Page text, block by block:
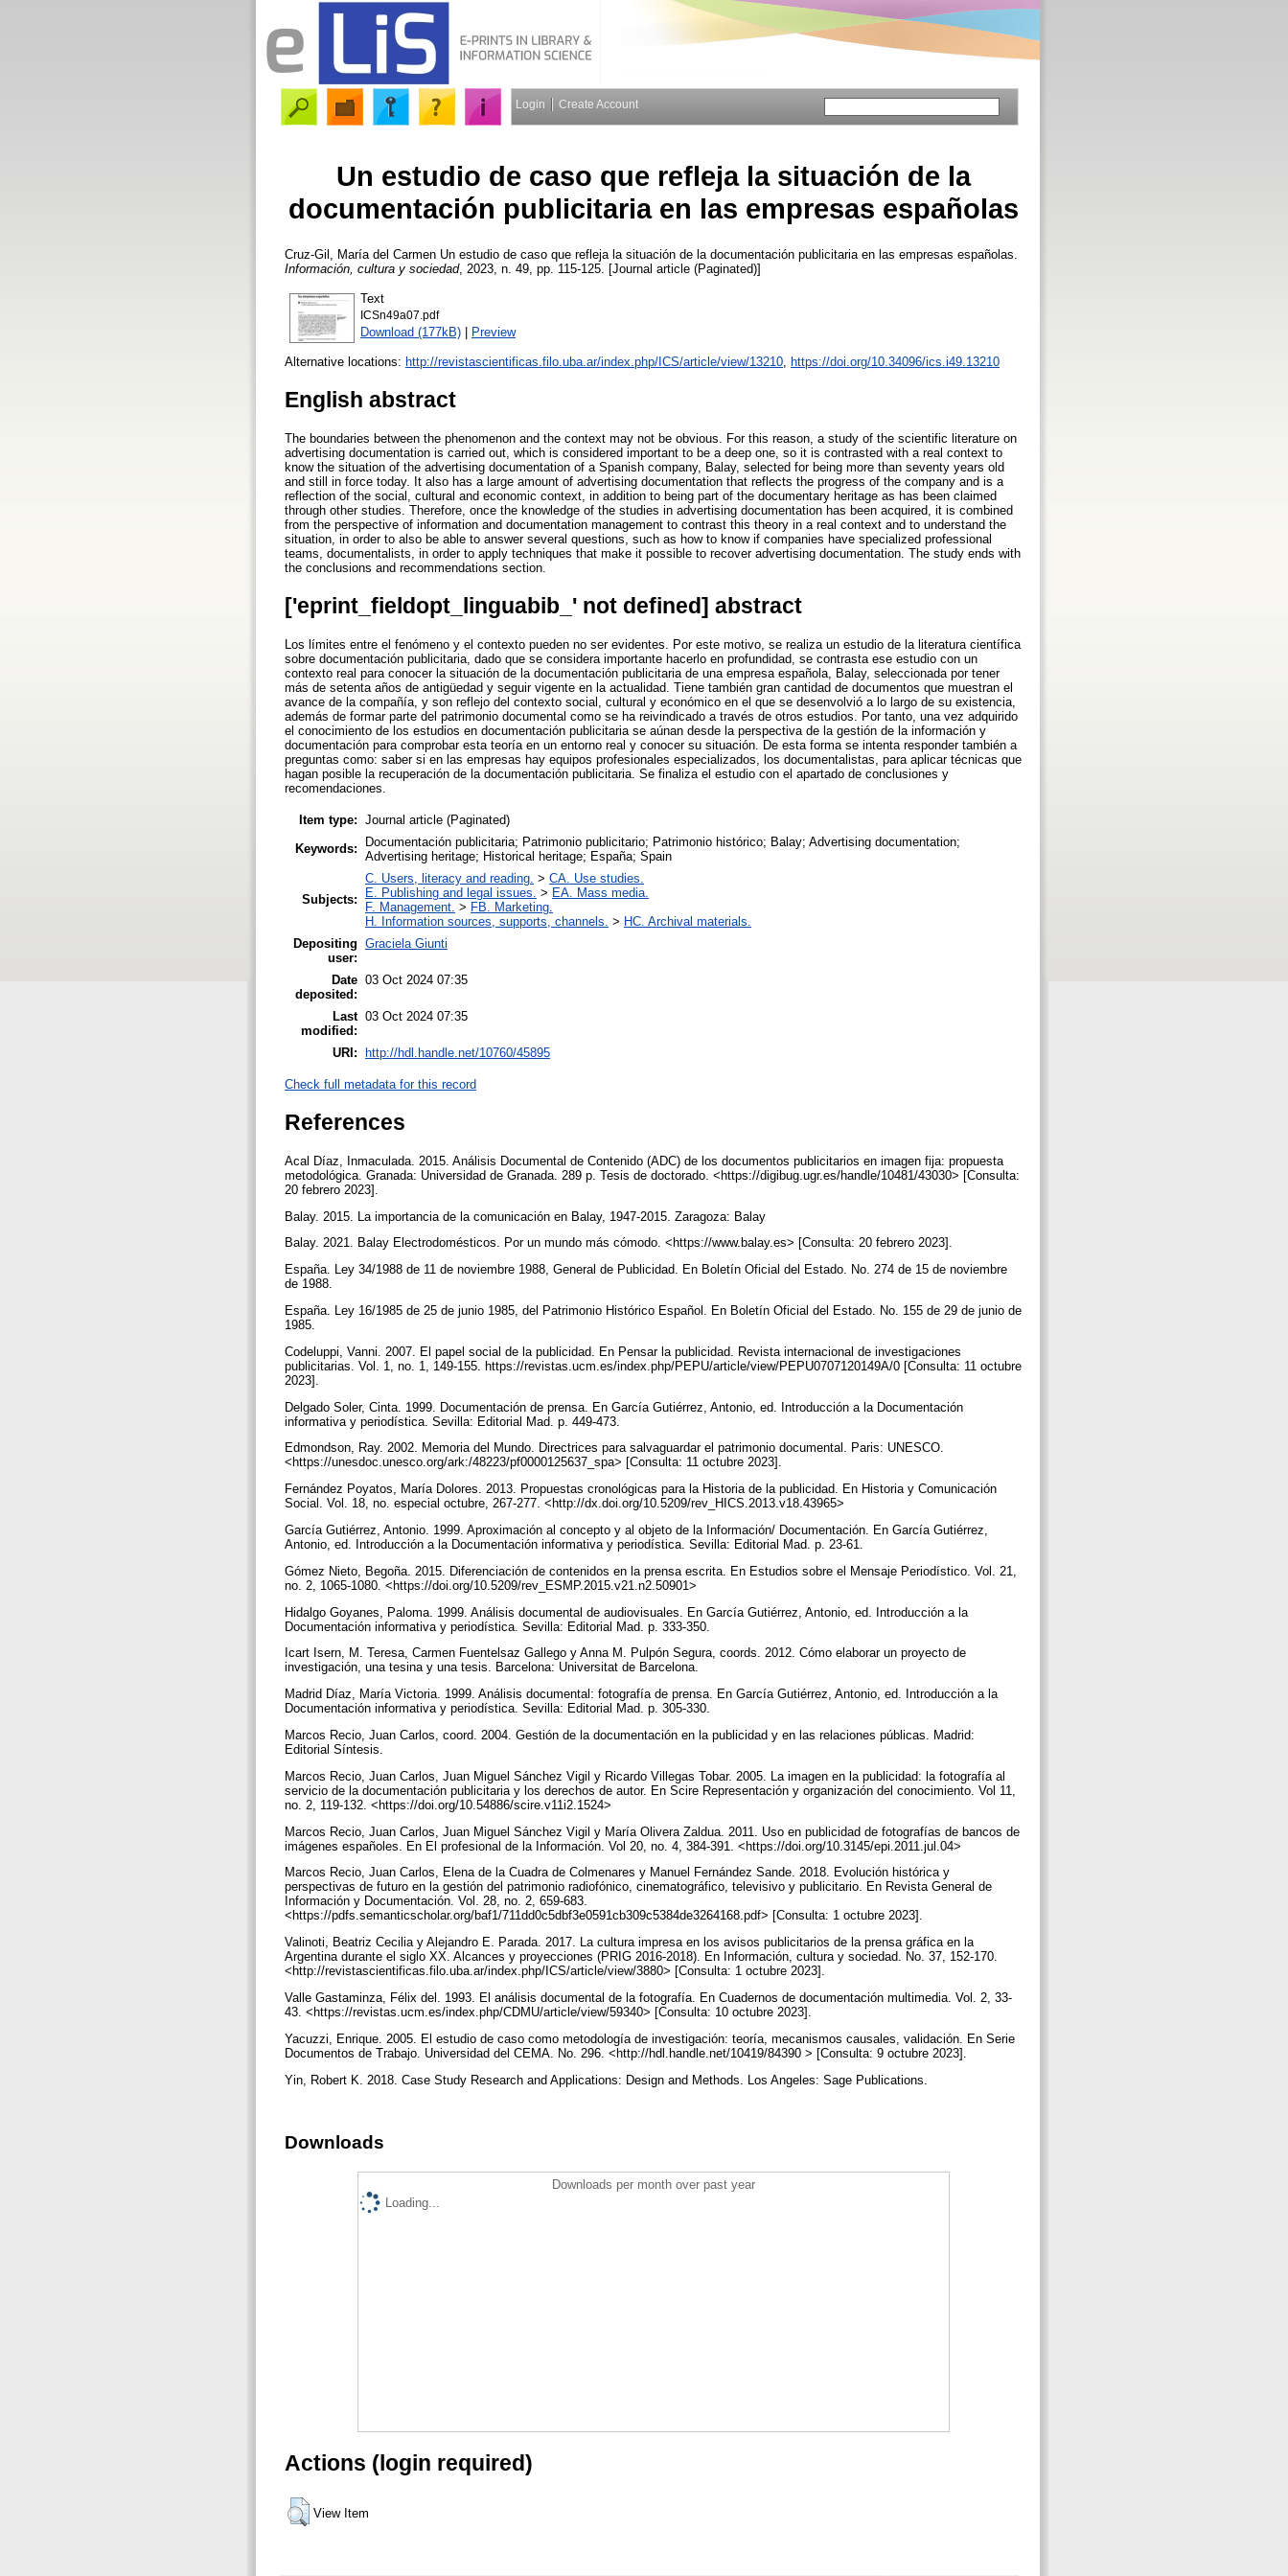
Login Create Account
Un estudio de caso que refleja la situación de la
documentación publicitaria en las empresas españolas
Cruz-Gil, María del Carmen Un estudio de caso que refleja la situación de la documentación publicitaria en las empresas españolas.
Información, cultura y sociedad, 2023, n. 49, pp. 115-125. [Journal article (Paginated)]
Text
ICSn49a07.pdf
Download (177kB) | Preview
Alternative locations: http://revistascientificas.filo.uba.ar/index.php/ICS/article/view/13210 https://doi.org/10.34096/ics.i49.13210
English abstract
The boundaries between the phenomenon and the context may not be obvious. For this reason, a study of the scientific literature on
advertising documentation is carried out, which is considered important to be a deep one, so it is contrasted with a real context to
know the situation of the advertising documentation of a Spanish company, Balay, selected for being more than seventy years old
and still in force today. It also has a large amount of advertising documentation that reflects the progress of the company and is a
reflection of the social, cultural and economic context, in addition to being part of the documentary heritage as has been claimed
through other studies. Therefore, once the knowledge of the studies in advertising documentation has been acquired, it is combined
from the perspective of information and documentation management to contrast this theory in a real context and to understand the
situation, in order to also be able to answer several questions, such as how to know if companies have specialized professional
teams, documentalists, in order to apply techniques that make it possible to recover advertising documentation. The study ends with
the conclusions and recommendations section.
['eprint_fieldopt_linguabib_' not defined] abstract
Los límites entre el fenómeno y el contexto pueden no ser evidentes. Por este motivo, se realiza un estudio de la literatura científica
sobre documentación publicitaria, dado que se considera importante hacerlo en profundidad, se contrasta ese estudio con un
contexto real para conocer la situación de la documentación publicitaria de una empresa española, Balay, seleccionada por tener
más de setenta años de antigüedad y seguir vigente en la actualidad. Tiene también gran cantidad de documentos que muestran el
avance de la compañía, y son reflejo del contexto social, cultural y económico en el que se desenvolvió a lo largo de su existencia,
además de formar parte del patrimonio documental como se ha reivindicado a través de otros estudios. Por tanto, una vez adquirido
el conocimiento de los estudios en documentación publicitaria se aúnan desde la perspectiva de la gestión de la información y
documentación para comprobar esta teoría en un entorno real y conocer su situación. De esta forma se intenta responder también a
preguntas como: saber si en las empresas hay equipos profesionales especializados, los documentalistas, para aplicar técnicas que
hagan posible la recuperación de la documentación publicitaria. Se finaliza el estudio con el apartado de conclusiones y
recomendaciones.
Item type: Journal article (Paginated)
Keywords:
Documentación publicitaria; Patrimonio publicitario; Patrimonio histórico; Balay; Advertising documentation;
Advertising heritage; Historical heritage; España; Spain
Subjects:
C. Users, literacy and reading. > CA. Use studies.
E. Publishing and legal issues. > EA. Mass media.
F. Management. > FB. Marketing.
H. Information sources, supports, channels. > HC. Archival materials.
Depositing
user:
Graciela Giunti
Date
deposited:
03 Oct 2024 07:35
Last
modified:
03 Oct 2024 07:35
URI: http://hdl.handle.net/10760/45895
Check full metadata for this record
References
Acal Díaz, Inmaculada. 2015. Análisis Documental de Contenido (ADC) de los documentos publicitarios en imagen fija: propuesta
metodológica. Granada: Universidad de Granada. 289 p. Tesis de doctorado. <https://digibug.ugr.es/handle/10481/43030> [Consulta:
20 febrero 2023].
Balay. 2015. La importancia de la comunicación en Balay, 1947-2015. Zaragoza: Balay
Balay. 2021. Balay Electrodomésticos. Por un mundo más cómodo. <https://www.balay.es> [Consulta: 20 febrero 2023].
España. Ley 34/1988 de 11 de noviembre 1988, General de Publicidad. En Boletín Oficial del Estado. No. 274 de 15 de noviembre
de 1988.
España. Ley 16/1985 de 25 de junio 1985, del Patrimonio Histórico Español. En Boletín Oficial del Estado. No. 155 de 29 de junio de
1985.
Codeluppi, Vanni. 2007. El papel social de la publicidad. En Pensar la publicidad. Revista internacional de investigaciones
publicitarias. Vol. 1, no. 1, 149-155. https://revistas.ucm.es/index.php/PEPU/article/view/PEPU0707120149A/0 [Consulta: 11 octubre
2023].
Delgado Soler, Cinta. 1999. Documentación de prensa. En García Gutiérrez, Antonio, ed. Introducción a la Documentación
informativa y periodística. Sevilla: Editorial Mad. p. 449-473.
Edmondson, Ray. 2002. Memoria del Mundo. Directrices para salvaguardar el patrimonio documental. Paris: UNESCO.
<https://unesdoc.unesco.org/ark:/48223/pf0000125637_spa> [Consulta: 11 octubre 2023].
Fernández Poyatos, María Dolores. 2013. Propuestas cronológicas para la Historia de la publicidad. En Historia y Comunicación
Social. Vol. 18, no. especial octubre, 267-277. <http://dx.doi.org/10.5209/rev_HICS.2013.v18.43965>
García Gutiérrez, Antonio. 1999. Aproximación al concepto y al objeto de la Información/ Documentación. En García Gutiérrez,
Antonio, ed. Introducción a la Documentación informativa y periodística. Sevilla: Editorial Mad. p. 23-61.
Gómez Nieto, Begoña. 2015. Diferenciación de contenidos en la prensa escrita. En Estudios sobre el Mensaje Periodístico. Vol. 21,
no. 2, 1065-1080. <https://doi.org/10.5209/rev_ESMP.2015.v21.n2.50901>
Hidalgo Goyanes, Paloma. 1999. Análisis documental de audiovisuales. En García Gutiérrez, Antonio, ed. Introducción a la
Documentación informativa y periodística. Sevilla: Editorial Mad. p. 333-350.
Icart Isern, M. Teresa, Carmen Fuentelsaz Gallego y Anna M. Pulpón Segura, coords. 2012. Cómo elaborar un proyecto de
investigación, una tesina y una tesis. Barcelona: Universitat de Barcelona.
Madrid Díaz, María Victoria. 1999. Análisis documental: fotografía de prensa. En García Gutiérrez, Antonio, ed. Introducción a la
Documentación informativa y periodística. Sevilla: Editorial Mad. p. 305-330.
Marcos Recio, Juan Carlos, coord. 2004. Gestión de la documentación en la publicidad y en las relaciones públicas. Madrid:
Editorial Síntesis.
Marcos Recio, Juan Carlos, Juan Miguel Sánchez Vigil y Ricardo Villegas Tobar. 2005. La imagen en la publicidad: la fotografía al
servicio de la documentación publicitaria y los derechos de autor. En Scire Representación y organización del conocimiento. Vol 11,
no. 2, 119-132. <https://doi.org/10.54886/scire.v11i2.1524>
Marcos Recio, Juan Carlos, Juan Miguel Sánchez Vigil y María Olivera Zaldua. 2011. Uso en publicidad de fotografías de bancos de
imágenes españoles. En El profesional de la Información. Vol 20, no. 4, 384-391. <https://doi.org/10.3145/epi.2011.jul.04>
Marcos Recio, Juan Carlos, Elena de la Cuadra de Colmenares y Manuel Fernández Sande. 2018. Evolución histórica y
perspectivas de futuro en la gestión del patrimonio radiofónico, cinematográfico, televisivo y publicitario. En Revista General de
Información y Documentación. Vol. 28, no. 2, 659-683.
<https://pdfs.semanticscholar.org/baf1/711dd0c5dbf3e0591cb309c5384de3264168.pdf> [Consulta: 1 octubre 2023].
Valinoti, Beatriz Cecilia y Alejandro E. Parada. 2017. La cultura impresa en los avisos publicitarios de la prensa gráfica en la
Argentina durante el siglo XX. Alcances y proyecciones (PRIG 2016-2018). En Información, cultura y sociedad. No. 37, 152-170.
<http://revistascientificas.filo.uba.ar/index.php/ICS/article/view/3880> [Consulta: 1 octubre 2023].
Valle Gastaminza, Félix del. 1993. El análisis documental de la fotografía. En Cuadernos de documentación multimedia. Vol. 2, 33-
43. <https://revistas.ucm.es/index.php/CDMU/article/view/59340> [Consulta: 10 octubre 2023].
Yacuzzi, Enrique. 2005. El estudio de caso como metodología de investigación: teoría, mecanismos causales, validación. En Serie
Documentos de Trabajo. Universidad del CEMA. No. 296. <http://hdl.handle.net/10419/84390 > [Consulta: 9 octubre 2023].
Yin, Robert K. 2018. Case Study Research and Applications: Design and Methods. Los Angeles: Sage Publications.
Downloads
Downloads per month over past year
Loading...
Actions (login required)
View Item